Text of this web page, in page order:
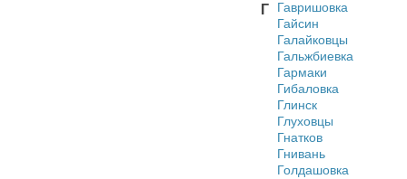
Г
Гавришовка
Гайсин
Галайковцы
Гальжбиевка
Гармаки
Гибаловка
Глинск
Глуховцы
Гнатков
Гнивань
Голдашовка